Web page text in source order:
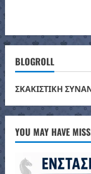
BLOGROLL
ΣΚΑΚΙΣΤΙΚΗ
YOU MAY HAVE